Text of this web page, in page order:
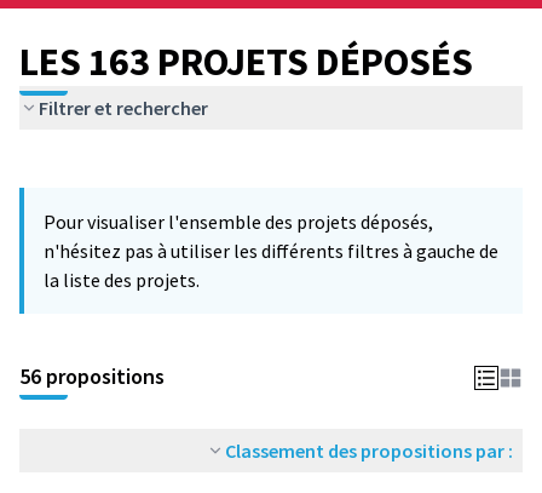
LES 163 PROJETS DÉPOSÉS
Filtrer et rechercher
−
Pour visualiser l'ensemble des projets déposés,
n'hésitez pas à utiliser les différents filtres à gauche de
la liste des projets.
56 propositions
Classement des propositions par :